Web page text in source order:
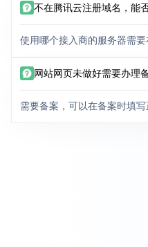
不在腾讯云注册域名，能
使用哪个接入商的服务器需
网站网页未做好需要办理
需要备案，可以在备案时填写